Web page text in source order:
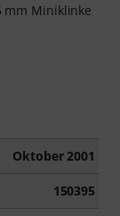
mm Miniklinke
Oktober 2001
150395